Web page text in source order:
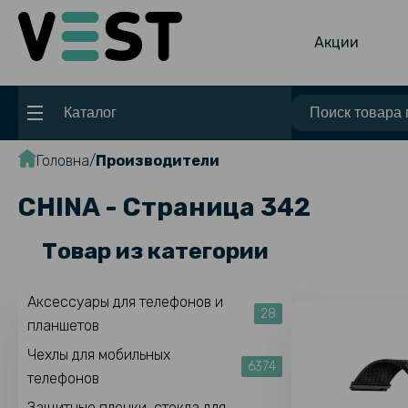
Акции
Каталог
Головна Производители
CHINA - Страница 342
Товар из категории
Аксессуары для телефонов и
планшетов
28
Чехлы для мобильных
телефонов
6374